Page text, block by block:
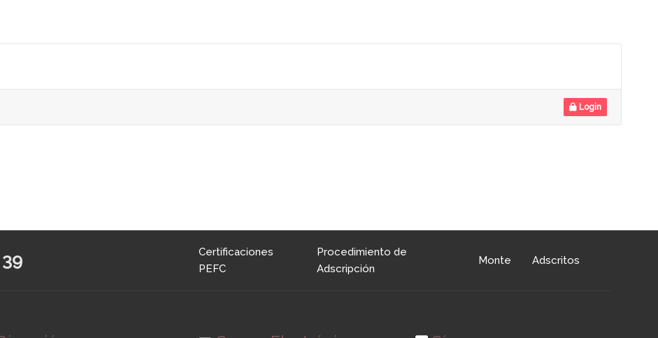
Login
Certificaciones
PEFC
Procedimiento de
Adscripción
Monte Adscritos